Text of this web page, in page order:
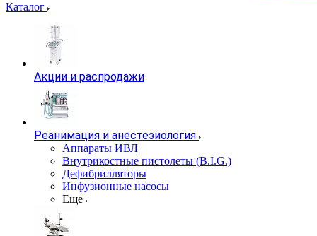
Каталог
Акции и распродажи
Реанимация и анестезиология
Аппараты ИВЛ
Внутрикостные пистолеты (B.I.G.)
Дефибрилляторы
Инфузионные насосы
Еще